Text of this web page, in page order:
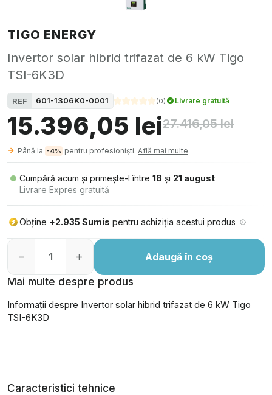
TIGO ENERGY
Invertor solar hibrid trifazat de 6 kW Tigo
TSI-6K3D
REF 601-1306K0-0001 (0) Livrare gratuită
15.396,05 lei27.416,05 lei
Până la -4% pentru profesioniști. Află mai multe.
Cumpără acum și primește-l între 18 și 21 august
Livrare Expres gratuită
Obține +2.935 Sumis pentru achiziția acestui produs
Adaugă în coș
Mai multe despre produs
Informații despre Invertor solar hibrid trifazat de 6 kW Tigo
TSI-6K3D
Caracteristici tehnice